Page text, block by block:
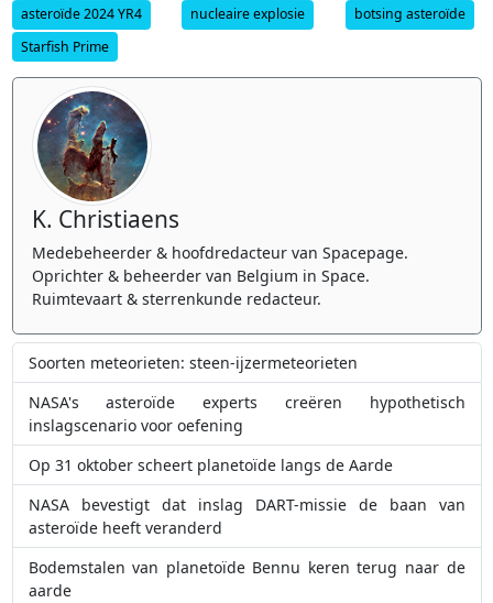
asteroïde 2024 YR4
nucleaire explosie
botsing asteroïde
Starfish Prime
K. Christiaens
Medebeheerder & hoofdredacteur van Spacepage.
Oprichter & beheerder van Belgium in Space.
Ruimtevaart & sterrenkunde redacteur.
Soorten meteorieten: steen-ijzermeteorieten
NASA's asteroïde experts creëren hypothetisch
inslagscenario voor oefening
Op 31 oktober scheert planetoïde langs de Aarde
NASA bevestigt dat inslag DART-missie de baan van
asteroïde heeft veranderd
Bodemstalen van planetoïde Bennu keren terug naar de
aarde